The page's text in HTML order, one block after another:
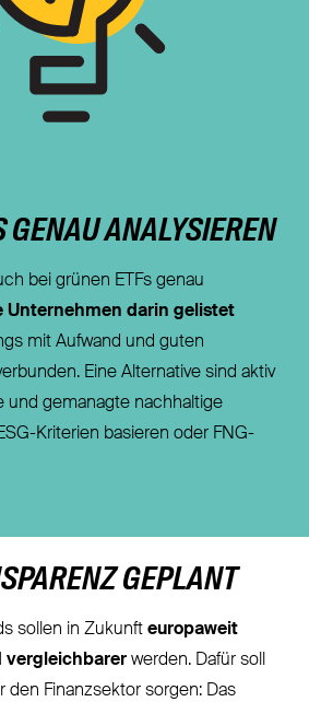
GENAU ANALYSIEREN
bei grünen ETFs genau
Unternehmen darin gelistet
mit Aufwand und guten
Eine Alternative sind aktiv
und gemanagte nachhaltige
Kriterien basieren oder FNG-
GEPLANT
sollen in Zukunft europaweit
vergleichbarerwerden. Dafür soll
den Finanzsektor sorgen: Das